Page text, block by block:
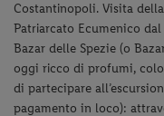
Costantinopoli. Visita
Patriarcato Ecumenico dal
Bazar delle Spezie (o
oggi ricco di profumi,
di partecipare
pagamento in loco):